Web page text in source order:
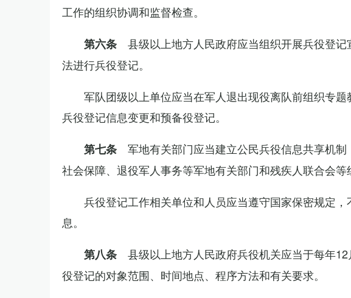
工作的组织协调和监督检查。
第六条 县级以上地方人民政府应当组织开展兵役登
法进行兵役登记。
军队团级以上单位应当在军人退出现役离队前组织专
兵役登记信息变更和预备役登记。
第七条 军地有关部门应当建立公民兵役信息共享机
社会保障、退役军人事务等军地有关部门和残疾人联合会等
兵役登记工作相关单位和人员应当遵守国家保密规定
息。
第八条 县级以上地方人民政府兵役机关应当于每年
役登记的对象范围、时间地点、程序方法和有关要求。